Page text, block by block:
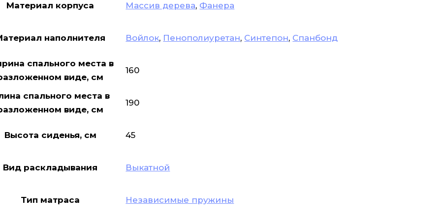
Материал корпуса Массив дерева, Фанера
наполнителя Войлок, Пенополиуретан, Синтепон, Спанбонд
спального места в
виде, см
160
спального места в
виде, см
190
Высота сиденья, см 45
Вид раскладывания Выкатной
Тип матраса Независимые пружины